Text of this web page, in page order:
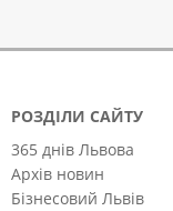
РОЗДІЛИ САЙТУ
365 днів Львова
Архів новин
Бізнесовий Львів